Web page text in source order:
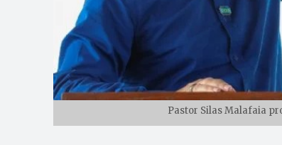
Pastor Silas Malafaia